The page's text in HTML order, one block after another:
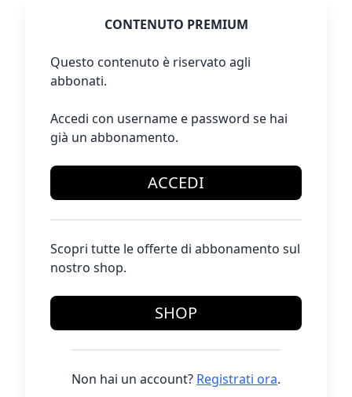
CONTENUTO PREMIUM
Questo contenuto è riservato agli
abbonati.
Accedi con username e password se hai
già un abbonamento.
ACCEDI
Scopri tutte le offerte di abbonamento sul
nostro shop.
SHOP
Non hai un account? Registrati ora.